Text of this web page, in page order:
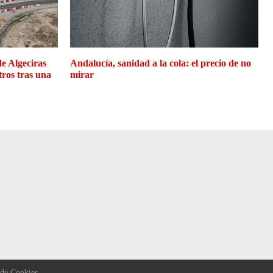
Algeciras
tras una
Andalucía, sanidad a la cola: el precio de no
mirar